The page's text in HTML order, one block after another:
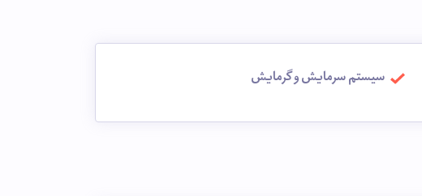
سیستم سرمایش و گرمایش